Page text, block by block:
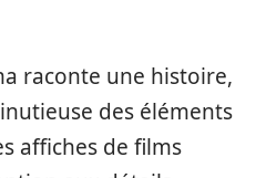
raconte une histoire,
des éléments
affiches de films